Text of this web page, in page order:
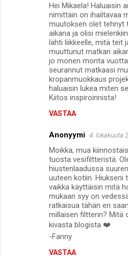
Hei Mikaela! Haluaisin
nimittäin on ihailtavaa
muutoksen olet tehnyt
aikana ja olisi
lähti liikkeelle, mitä teit
muuttunut matkan
jo monen monta
seurannut matkaasi
kropanmuokkaus
haluaisin lukea miten
Kiitos inspiroinnista!
VASTAA
Anonyymi 4. lokakuuta
Moikka, mua
tuosta vesifiltteristä.
hiustenlaadussa
uuteen kotiin. Hiukseni
vaikka käyttäisin mitä
mukaan syy on
ratkaisua tähän en
millaisen filtterin? Mitä
kivasta blogista ❤️
-Fanny
VASTAA